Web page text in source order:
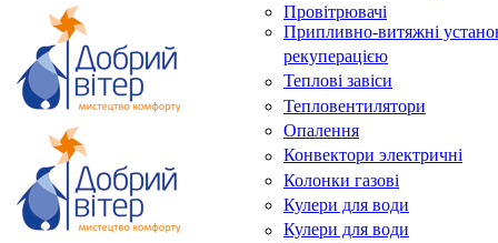
Провітрювачі
Припливно-витяжні
рекуперацією
Теплові завіси
Тепловентилятори
Опалення
Конвектори электричні
Колонки газові
Кулери для води
Кулери для води